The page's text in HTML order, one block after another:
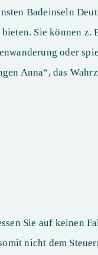
Badeinseln
Sie können
oder
Anna“, das
Sie auf keinen
nicht dem